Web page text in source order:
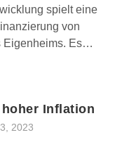
spielt eine
von
Eigenheims. Es…
Inflation
2023